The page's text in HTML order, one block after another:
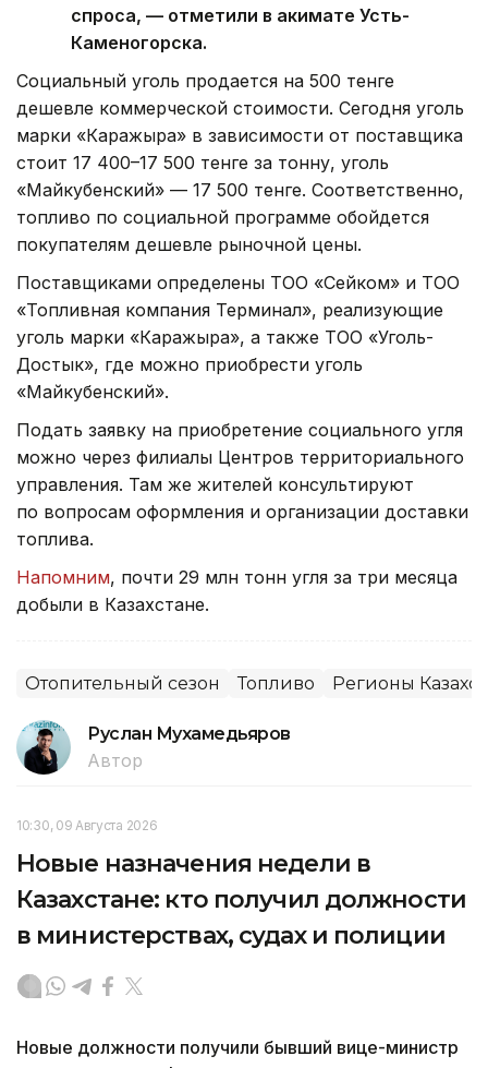
спроса, — отметили в акимате Усть-
Каменогорска.
Социальный уголь продается на 500 тенге
дешевле коммерческой стоимости. Сегодня уголь
марки «Каражыра» в зависимости от поставщика
стоит 17 400–17 500 тенге за тонну, уголь
«Майкубенский» — 17 500 тенге. Соответственно,
топливо по социальной программе обойдется
покупателям дешевле рыночной цены.
Поставщиками определены ТОО «Сейком» и ТОО
«Топливная компания Терминал», реализующие
уголь марки «Каражыра», а также ТОО «Уголь-
Достык», где можно приобрести уголь
«Майкубенский».
Подать заявку на приобретение социального угля
можно через филиалы Центров территориального
управления. Там же жителей консультируют
по вопросам оформления и организации доставки
топлива.
Напомним, почти 29 млн тонн угля за три месяца
добыли в Казахстане.
Отопительный сезон Топливо Регионы
Руслан Мухамедьяров
Автор
10:30, 09 Августа 2026
Новые назначения недели в
Казахстане: кто получил должности
в министерствах, судах и полиции
Новые должности получили бывший вице-министр